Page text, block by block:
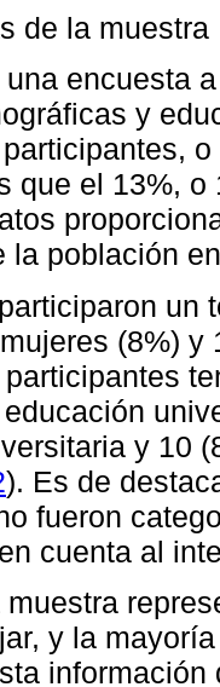
de la muestra
encuesta
y
que el 13%,
la población
un
(8%) y
y 10
). Es de
fueron
cuenta al
y la